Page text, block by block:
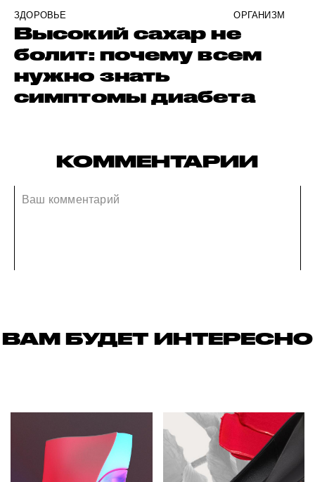
ЗДОРОВЬЕ ОРГАНИЗМ
Высокий сахар не
болит: почему всем
нужно знать
симптомы диабета
КОММЕНТАРИИ
ВАМ БУДЕТ ИНТЕРЕСНО